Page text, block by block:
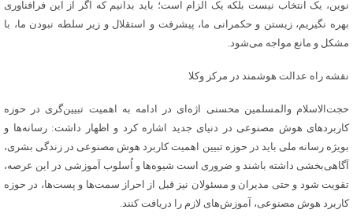
نوین، یک انتخاب نیست بلکه یک الزام است؛ باید بدانیم که اگر از این فرافناوری
بهره نگیریم، زیستن و حکمرانی ما، پیشرفت و استقلال و زیر سلطه نبودن ما، با
مشکل و مانع مواجه می‌شود.
نقشه راه عدالت هوشمند در مرکز وکلا
حجت‌الاسلام والمسلمین محسنی اژه‌ای در ادامه به اهمیت تبیین‌گری در حوزه
کاربردهای هوش مصنوعی در دنیای جدید اشاره کرد و اظهار داشت: رسانه‌ها و
بویژه رسانه ملی باید در حوزه تبیین اهمیت کاربرد هوش مصنوعی در زندگی بشری،
آگاهی‌بخشی داشته باشند و ضروری است شیوه‌ها و اُسلوب آموزشی در این عرصه،
تقویت شود و حتی مدیران و مسئولان نیز قبل از احراز سمت‌ها و پست‌ها، در حوزه
کاربرد هوش مصنوعی، آموزش‌های لازم را دریافت کنند.